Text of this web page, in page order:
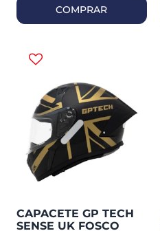
COMPRAR
CAPACETE GP TECH
SENSE UK FOSCO